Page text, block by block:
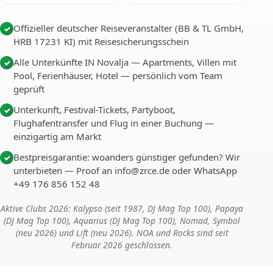
✓ Offizieller deutscher Reiseveranstalter (BB & TL GmbH,
HRB 17231 KI) mit Reisesicherungsschein
✓ Alle Unterkünfte IN Novalja — Apartments, Villen mit
Pool, Ferienhäuser, Hotel — persönlich vom Team
geprüft
✓ Unterkunft, Festival-Tickets, Partyboot,
Flughafentransfer und Flug in einer Buchung —
einzigartig am Markt
✓ Bestpreisgarantie: woanders günstiger gefunden? Wir
unterbieten — Proof an info@zrce.de oder WhatsApp
+49 176 856 152 48
Aktive Clubs 2026: Kalypso (seit 1987, DJ Mag Top 100), Papaya
(DJ Mag Top 100), Aquarius (DJ Mag Top 100), Nomad, Symbol
(neu 2026) und Lift (neu 2026). NOA und Rocks sind seit
Februar 2026 geschlossen.